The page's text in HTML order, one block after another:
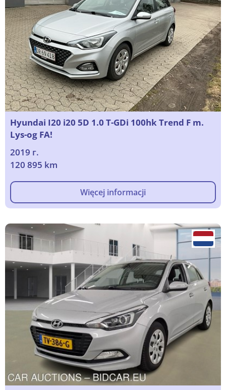
Hyundai I20 i20 5D 1.0 T-GDi 100hk Trend F m.
Lys-og FA!
2019 г.
120 895 km
Więcej informacji